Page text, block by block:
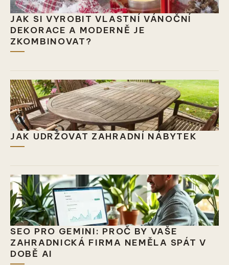
JAK SI VYROBIT VLASTNÍ VÁNOČNÍ
DEKORACE A MODERNĚ JE
ZKOMBINOVAT?
JAK UDRŽOVAT ZAHRADNÍ NÁBYTEK
SEO PRO GEMINI: PROČ BY VAŠE
ZAHRADNICKÁ FIRMA NEMĚLA SPÁT V
DOBĚ AI